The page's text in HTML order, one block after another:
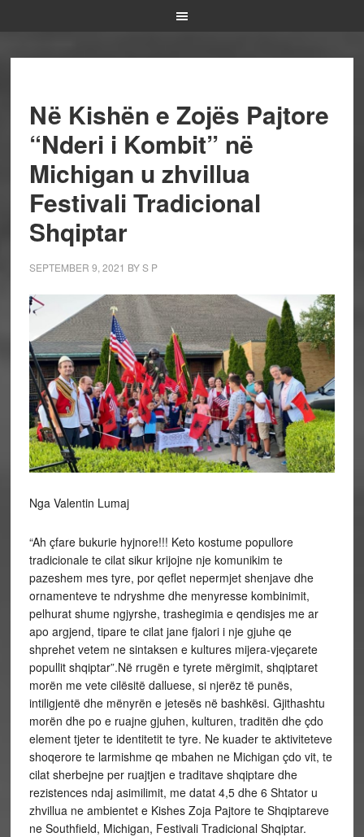
Në Kishën e Zojës Pajtore
“Nderi i Kombit” në
Michigan u zhvillua
Festivali Tradicional
Shqiptar
SEPTEMBER 9, 2021 BYS P
Nga Valentin Lumaj
“Ah çfare bukurie hyjnore!!! Keto kostume popullore
tradicionale te cilat sikur krijojne nje komunikim te
pazeshem mes tyre, por qeflet nepermjet shenjave dhe
ornamenteve te ndryshme dhe menyresse kombinimit,
pelhurat shume ngjyrshe, trashegimia e qendisjes me ar
apo argjend, tipare te cilat jane fjalori i nje gjuhe qe
shprehet vetem ne sintaksen e kultures mijera-vjeçarete
popullit shqiptar”.Në rrugën e tyrete mërgimit, shqiptaret
morën me vete cilësitë dalluese, si njerëz të punës,
intiligjentë dhe mënyrën e jetesës në bashkësi. Gjithashtu
morën dhe po e ruajne gjuhen, kulturen, traditën dhe çdo
element tjeter te identitetit te tyre. Ne kuader te aktiviteteve
shoqerore te larmishme qe mbahen ne Michigan çdo vit, te
cilat sherbejne per ruajtjen e traditave shqiptare dhe
rezistences ndaj asimilimit, me datat 4,5 dhe 6 Shtator u
zhvillua ne ambientet e Kishes Zoja Pajtore te Shqiptareve
ne Southfield, Michigan, Festivali Tradicional Shqiptar.